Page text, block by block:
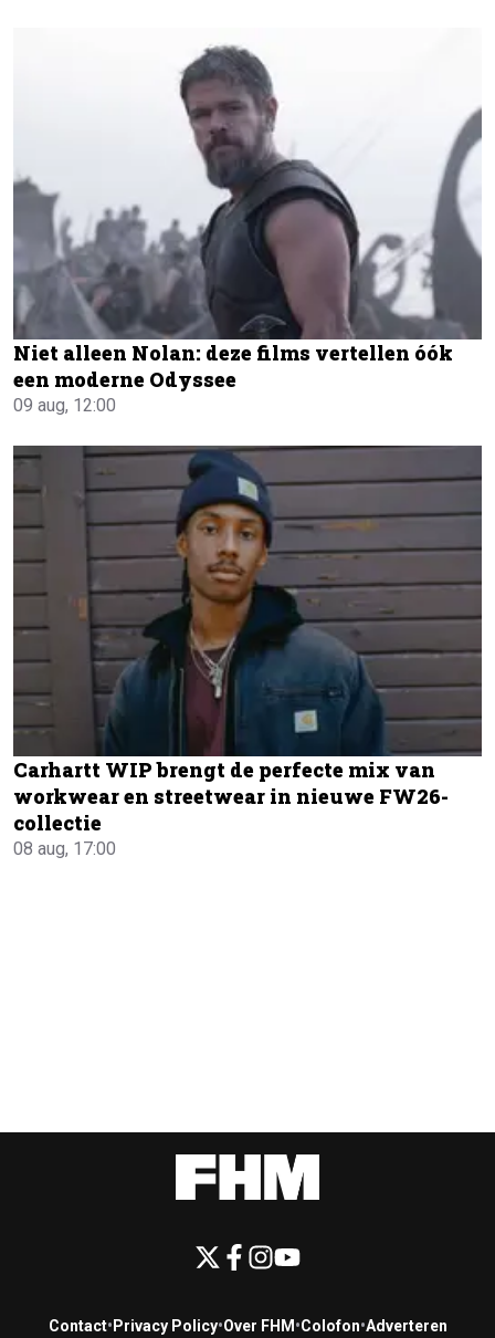
Niet alleen Nolan: deze films vertellen óók
een moderne Odyssee
09 aug, 12:00
Carhartt WIP brengt de perfecte mix van
workwear en streetwear in nieuwe FW26-
collectie
08 aug, 17:00
Contact• Privacy Policy•Over FHM •Colofon•Adverteren